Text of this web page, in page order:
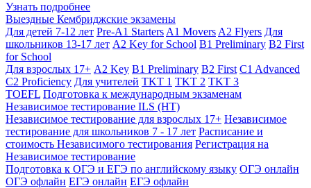
Узнать подробнее
Выездные Кембриджские экзамены
Для детей 7-12 лет Pre-A1 Starters A1 Movers A2 Flyers Для
школьников 13-17 лет A2 Key for School B1 Preliminary B2 First
for School
Для взрослых 17+ A2 Key B1 Preliminary B2 First C1 Advanced
C2 Proficiency Для учителей TKT 1 TKT 2 TKT 3
TOEFL Подготовка к международным экзаменам
Независимое тестирование ILS (НТ)
Независимое тестирование для взрослых 17+ Независимое
тестирование для школьников 7 - 17 лет Расписание и
стоимость Независимого тестирования Регистрация на
Независимое тестирование
Подготовка к ОГЭ и ЕГЭ по английскому языку ОГЭ онлайн
ОГЭ офлайн ЕГЭ онлайн ЕГЭ офлайн